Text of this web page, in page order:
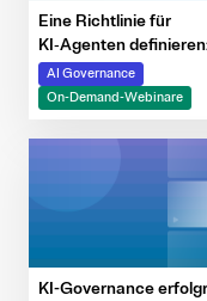
Eine Richtlinie für
KI‑Agenten
nächste Generation
intelligenter Systeme
gestalten und lenken
AI Governance
On-Demand-Webinare
KI-Governance